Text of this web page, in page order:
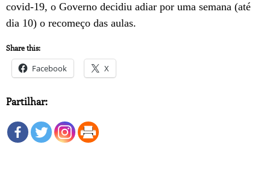
covid-19, o Governo decidiu adiar por uma semana (até
dia 10) o recomeço das aulas.
Share this:
Facebook X
Partilhar: